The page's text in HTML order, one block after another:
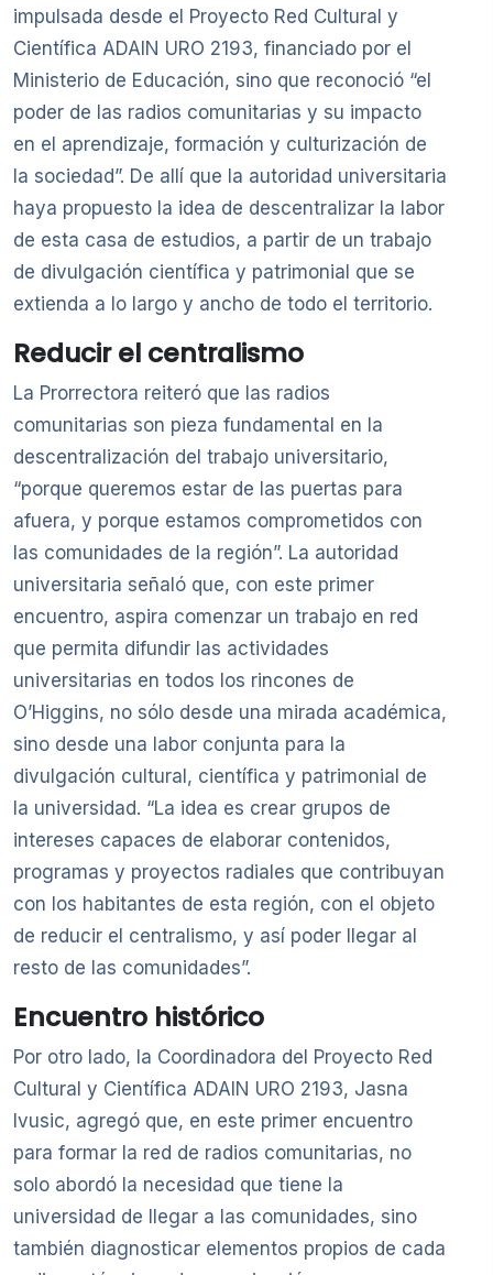
impulsada desde el Proyecto Red Cultural y
Científica ADAIN URO 2193, financiado por el
Ministerio de Educación, sino que reconoció “el
poder de las radios comunitarias y su impacto
en el aprendizaje, formación y culturización de
la sociedad”. De allí que la autoridad universitaria
haya propuesto la idea de descentralizar la labor
de esta casa de estudios, a partir de un trabajo
de divulgación científica y patrimonial que se
extienda a lo largo y ancho de todo el territorio.
Reducir el centralismo
La Prorrectora reiteró que las radios
comunitarias son pieza fundamental en la
descentralización del trabajo universitario,
“porque queremos estar de las puertas para
afuera, y porque estamos comprometidos con
las comunidades de la región”. La autoridad
universitaria señaló que, con este primer
encuentro, aspira comenzar un trabajo en red
que permita difundir las actividades
universitarias en todos los rincones de
O’Higgins, no sólo desde una mirada académica,
sino desde una labor conjunta para la
divulgación cultural, científica y patrimonial de
la universidad. “La idea es crear grupos de
intereses capaces de elaborar contenidos,
programas y proyectos radiales que contribuyan
con los habitantes de esta región, con el objeto
de reducir el centralismo, y así poder llegar al
resto de las comunidades”.
Encuentro histórico
Por otro lado, la Coordinadora del Proyecto Red
Cultural y Científica ADAIN URO 2193, Jasna
Ivusic, agregó que, en este primer encuentro
para formar la red de radios comunitarias, no
solo abordó la necesidad que tiene la
universidad de llegar a las comunidades, sino
también diagnosticar elementos propios de cada